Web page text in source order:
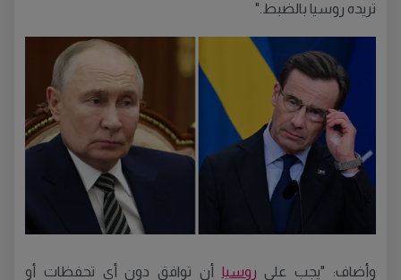
تريده روسيا بالضبط."
وأضاف: "يجب على روسيا أن توافق دون أي تحفظات أو